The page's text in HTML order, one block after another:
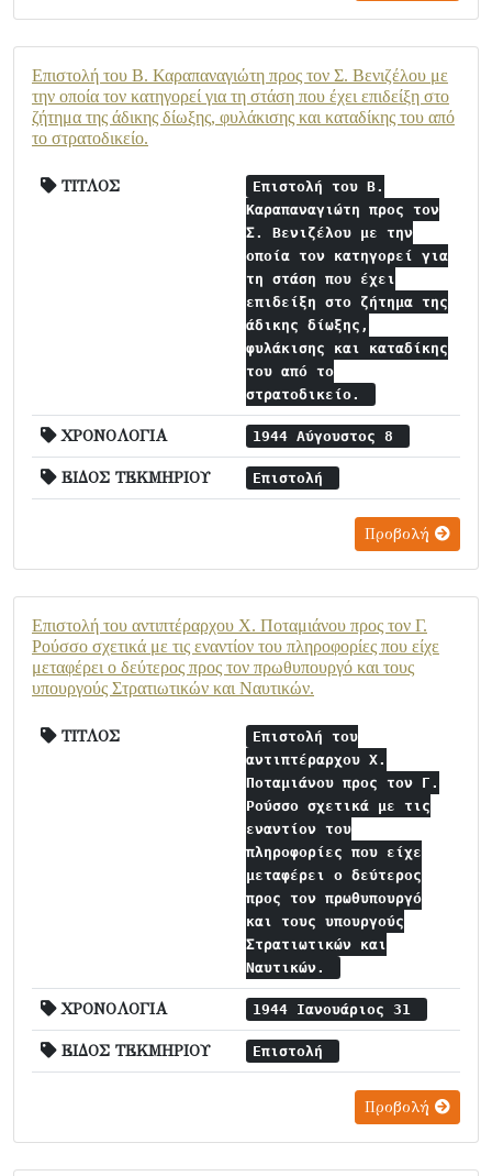
Επιστολή του Β. Καραπαναγιώτη προς τον Σ. Βενιζέλου με
την οποία τον κατηγορεί για τη στάση που έχει επιδείξη στο
ζήτημα της άδικης δίωξης, φυλάκισης και καταδίκης του από
το στρατοδικείο.
ΤΙΤΛΟΣ
Επιστολή του Β.
Καραπαναγιώτη προς τον
Σ. Βενιζέλου με την
οποία τον κατηγορεί για
τη στάση που έχει
επιδείξη στο ζήτημα της
άδικης δίωξης,
φυλάκισης και καταδίκης
του από το
στρατοδικείο.
ΧΡΟΝΟΛΟΓΙΑ 1944 Αύγουστος 8
ΕΙΔΟΣ ΤΕΚΜΗΡΙΟΥ Επιστολή
Προβολή
Επιστολή του αντιπτέραρχου Χ. Ποταμιάνου προς τον Γ.
Ρούσσο σχετικά με τις εναντίον του πληροφορίες που είχε
μεταφέρει ο δεύτερος προς τον πρωθυπουργό και τους
υπουργούς Στρατιωτικών και Ναυτικών.
ΤΙΤΛΟΣ
Επιστολή του
αντιπτέραρχου Χ.
Ποταμιάνου προς τον Γ.
Ρούσσο σχετικά με τις
εναντίον του
πληροφορίες που είχε
μεταφέρει ο δεύτερος
προς τον πρωθυπουργό
και τους υπουργούς
Στρατιωτικών και
Ναυτικών.
ΧΡΟΝΟΛΟΓΙΑ 1944 Ιανουάριος 31
ΕΙΔΟΣ ΤΕΚΜΗΡΙΟΥ Επιστολή
Προβολή